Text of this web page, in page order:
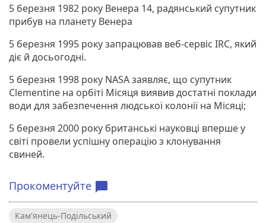
5 березня 1982 року Венера 14, радянський супутник
прибув на планету Венера
5 березня 1995 року запрацював веб-сервіс IRC, який
діє й досьогодні.
5 березня 1998 року NASA заявляє, що супутник
Clementine на орбіті Місяця виявив достатні поклади
води для забезпечення людської колонії на Місяці;
5 березня 2000 року британські науковці вперше у
світі провели успішну операцію з клонування
свиней.
Прокоментуйте chat_bubble
Кам'янець-Подільський